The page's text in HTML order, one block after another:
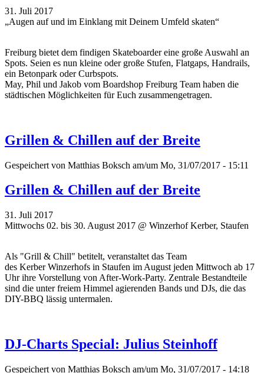
31. Juli 2017
„Augen auf und im Einklang mit Deinem Umfeld skaten“
Freiburg bietet dem findigen Skateboarder eine große Auswahl an
Spots. Seien es nun kleine oder große Stufen, Flatgaps, Handrails,
ein Betonpark oder Curbspots.
May, Phil und Jakob vom Boardshop Freiburg Team haben die
städtischen Möglichkeiten für Euch zusammengetragen.
Grillen & Chillen auf der Breite
Gespeichert von Matthias Boksch am/um Mo, 31/07/2017 - 15:11
Grillen & Chillen auf der Breite
31. Juli 2017
Mittwochs 02. bis 30. August 2017 @ Winzerhof Kerber, Staufen
Als "Grill & Chill" betitelt, veranstaltet das Team
des KerberWinzerhofs in Staufen im August jeden Mittwoch ab 17
Uhr ihre Vorstellung von After-Work-Party. Zentrale Bestandteile
sind die unter freiem Himmel agierenden Bands und DJs, die das
DIY-BBQ lässig untermalen.
DJ-Charts Special: Julius Steinhoff
Gespeichert von Matthias Boksch am/um Mo, 31/07/2017 - 14:18